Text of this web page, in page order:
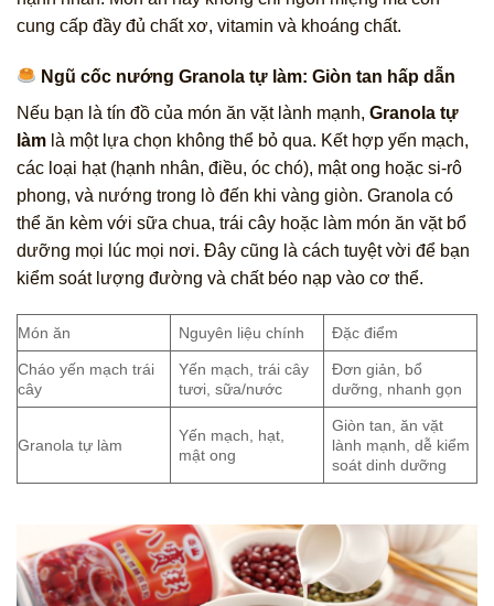
cung cấp đầy đủ chất xơ, vitamin và khoáng chất.
Ngũ cốc nướng Granola tự làm: Giòn tan hấp dẫn
Nếu bạn là tín đồ của món ăn vặt lành mạnh, Granola tự
làm là một lựa chọn không thể bỏ qua. Kết hợp yến mạch,
các loại hạt (hạnh nhân, điều, óc chó), mật ong hoặc si-rô
phong, và nướng trong lò đến khi vàng giòn. Granola có
thể ăn kèm với sữa chua, trái cây hoặc làm món ăn vặt bổ
dưỡng mọi lúc mọi nơi. Đây cũng là cách tuyệt vời để bạn
kiểm soát lượng đường và chất béo nạp vào cơ thể.
Món ăn Nguyên liệu chính Đặc điểm
Cháo yến mạch trái
cây
Yến mạch, trái cây
tươi, sữa/nước
Đơn giản, bổ
dưỡng, nhanh gọn
Granola tự làm
Yến mạch, hạt,
mật ong
Giòn tan, ăn vặt
lành mạnh, dễ kiểm
soát dinh dưỡng